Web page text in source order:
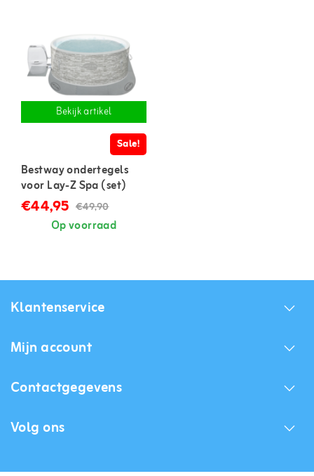
Bekijk artikel
Sale!
Bestway ondertegels
voor Lay-Z Spa (set)
€44,95 €49,90
Op voorraad
Klantenservice
Mijn account
Contactgegevens
Volg ons